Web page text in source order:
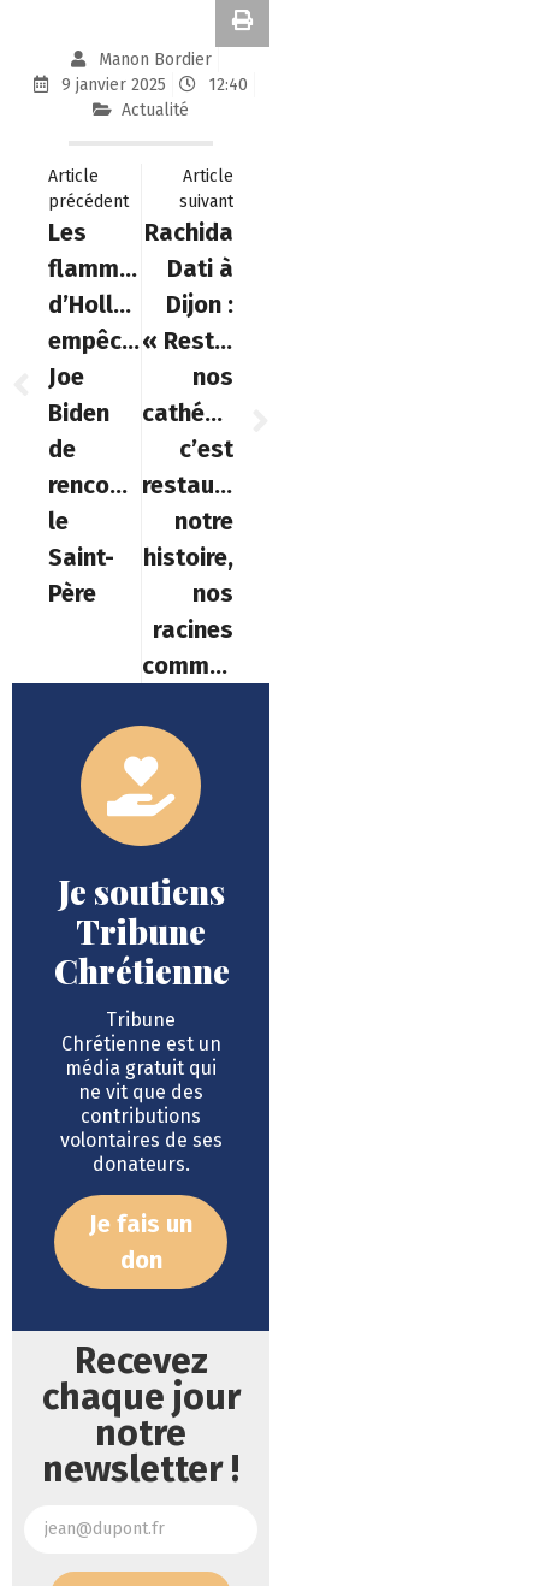
Manon Bordier
9 janvier 2025
12:40
Actualité
Article
précédent
Les
flammes
d’Hollywood
empêchent
Joe
Biden
de
rencontrer
le
Saint-
Père
Article
suivant
Rachida
Dati à
Dijon :
« Restaurer
nos
cathédrales,
c’est
restaurer
notre
histoire,
nos
racines
communes… »
Je soutiens
Tribune
Chrétienne
Tribune
Chrétienne est un
média gratuit qui
ne vit que des
contributions
volontaires de ses
donateurs.
Je fais un
don
Recevez
chaque jour
notre
newsletter !